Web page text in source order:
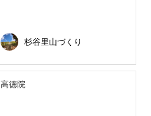
杉谷里山づくり
高徳院